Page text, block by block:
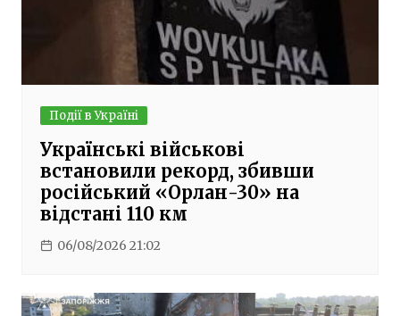
Події в Україні
Українські військові
встановили рекорд, збивши
російський «Орлан-30» на
відстані 110 км
06/08/2026 21:02